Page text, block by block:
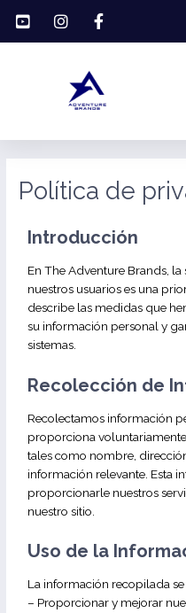
contenido
Política de
Introducción
En The Adventure Brands,
nuestros usuarios es una
describe las medidas que
su información personal y
sistemas.
Recolección de
Recolectamos información
proporciona
tales como nombre,
información relevante. Esta
proporcionarle nuestros
nuestro sitio.
Uso de la
La información recopilada
– Proporcionar y mejorar